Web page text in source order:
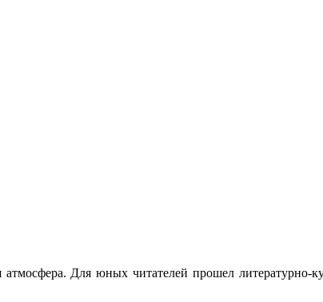
атмосфера. Для юных читателей прошел